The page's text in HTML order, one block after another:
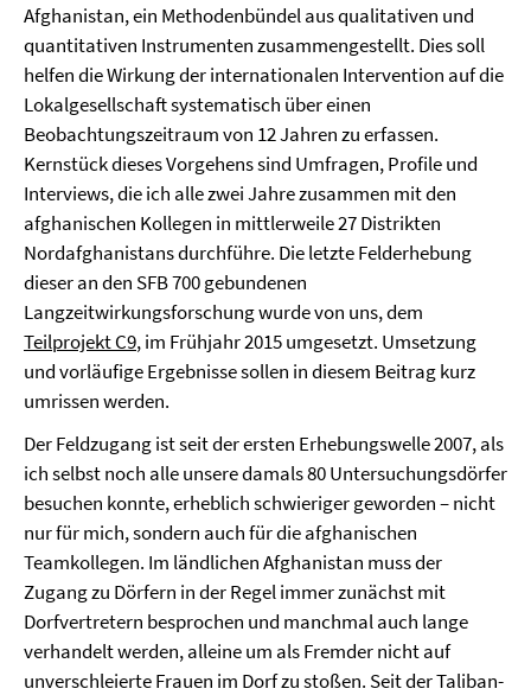
Afghanistan, ein Methodenbündel aus qualitativen und
quantitativen Instrumenten zusammengestellt. Dies soll
helfen die Wirkung der internationalen Intervention auf die
Lokalgesellschaft systematisch über einen
Beobachtungszeitraum von 12 Jahren zu erfassen.
Kernstück dieses Vorgehens sind Umfragen, Profile und
Interviews, die ich alle zwei Jahre zusammen mit den
afghanischen Kollegen in mittlerweile 27 Distrikten
Nordafghanistans durchführe. Die letzte Felderhebung
dieser an den SFB 700 gebundenen
Langzeitwirkungsforschung wurde von uns, dem
Teilprojekt C9, im Frühjahr 2015 umgesetzt. Umsetzung
und vorläufige Ergebnisse sollen in diesem Beitrag kurz
umrissen werden.
Der Feldzugang ist seit der ersten Erhebungswelle 2007, als
ich selbst noch alle unsere damals 80 Untersuchungsdörfer
besuchen konnte, erheblich schwieriger geworden – nicht
nur für mich, sondern auch für die afghanischen
Teamkollegen. Im ländlichen Afghanistan muss der
Zugang zu Dörfern in der Regel immer zunächst mit
Dorfvertretern besprochen und manchmal auch lange
verhandelt werden, alleine um als Fremder nicht auf
unverschleierte Frauen im Dorf zu stoßen. Seit der Taliban-